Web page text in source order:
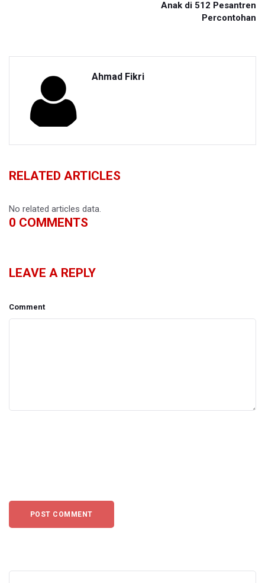
Anak di 512 Pesantren
Percontohan
Ahmad Fikri
RELATED ARTICLES
No related articles data.
0 COMMENTS
LEAVE A REPLY
Comment